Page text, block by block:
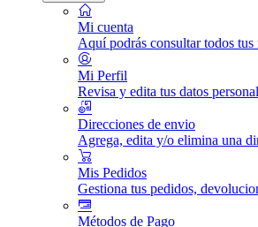
Mi cuenta
Aquí podrás consultar todos
Mi Perfil
Revisa y edita tus datos
Direcciones de envio
Agrega, edita y/o elimina una
Mis Pedidos
Gestiona tus pedidos,
Métodos de Pago